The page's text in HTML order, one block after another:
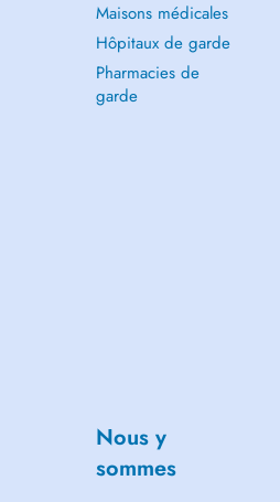
Maisons médicales
Hôpitaux de garde
Pharmacies de
garde
Nous y
sommes